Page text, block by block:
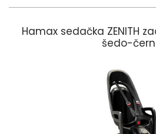
Hamax sedačka ZENITH
šedo-